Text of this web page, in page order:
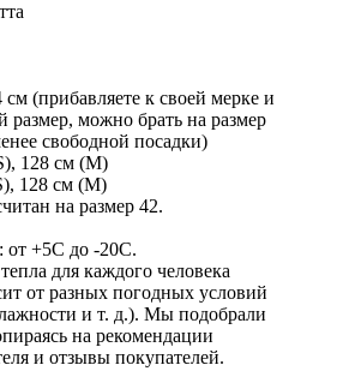
(прибавляете к своей мерке и
размер, можно брать на размер
свободной посадки)
128 см (М)
128 см (М)
на размер 42.
от +5С до -20С.
для каждого человека
от разных погодных условий
и т. д.). Мы подобрали
на рекомендации
и отзывы покупателей.